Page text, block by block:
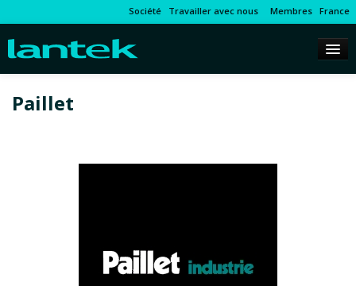
Société Travailler avec nous Membres France
Paillet